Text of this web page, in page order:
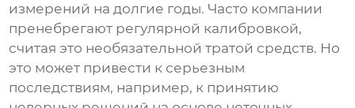
измерений на долгие годы. Часто компании
пренебрегают регулярной калибровкой,
считая это необязательной тратой средств. Но
это может привести к серьезным
последствиям, например, к принятию